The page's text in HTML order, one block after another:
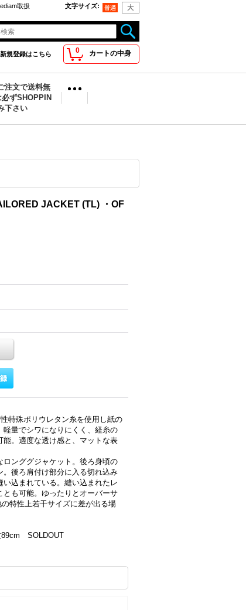
取扱 文字サイズ:
0 カートの中身
新規登録はこちら
注文で送料無
ずSHOPPIN
下さい
JACKET (TL) ・OF
特殊ポリウレタン糸を使用し紙の
量でシワになりにくく、経糸の
。適度な透け感と、マットな表
ンググジャケット。後ろ身頃の
後ろ肩付け部分に入る切れ込み
込まれている。縫い込まれたレ
も可能。ゆったりとオーバーサ
特性上若干サイズに差が出る場
89cm SOLDOUT